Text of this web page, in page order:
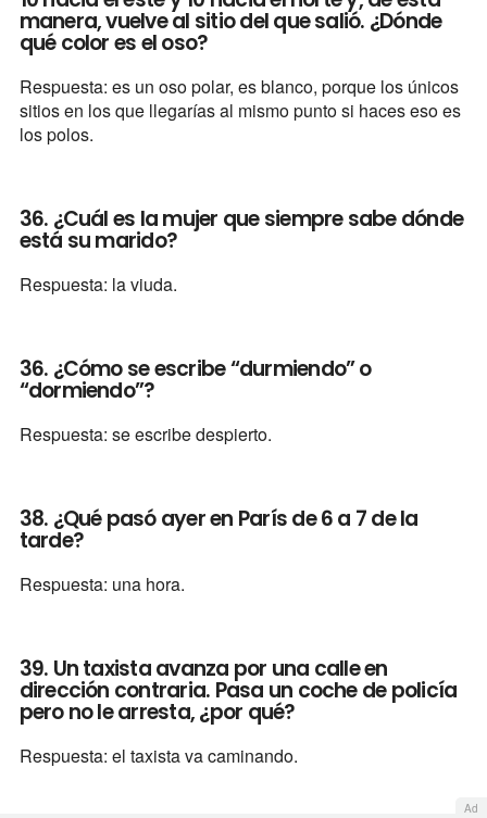
manera, vuelve al sitio del que salió. ¿Dónde
qué color es el oso?
Respuesta: es un oso polar, es blanco, porque los únicos
sitios en los que llegarías al mismo punto si haces eso es
los polos.
36. ¿Cuál es la mujer que siempre sabe dónde
está su marido?
Respuesta: la viuda.
36. ¿Cómo se escribe “durmiendo” o
“dormiendo”?
Respuesta: se escribe despierto.
38. ¿Qué pasó ayer en París de 6 a 7 de la
tarde?
Respuesta: una hora.
39. Un taxista avanza por una calle en
dirección contraria. Pasa un coche de policía
pero no le arresta, ¿por qué?
Respuesta: el taxista va caminando.
Ad